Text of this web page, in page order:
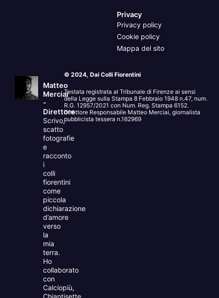
Privacy
Privacy policy
Cookie policy
Mappa del sito
Matteo
Merciai
-
Direttore
Scrivo,
scatto
fotografie
e
racconto
i
colli
fiorentini
come
piccola
dichiarazione
d’amore
verso
la
mia
terra.
Ho
collaborato
con
Calciopiù,
Chiantisette,
© 2024, Dai Colli Fiorentini
Testata registrata al Tribunale di Firenze ai sensi
della Legge sulla Stampa 8 Febbraio 1948 n.47, num.
R.G. 12957/2021 con Num. Reg. Stampa 6152.
Direttore Responsabile Matteo Merciai, giornalista
pubblicista tessera n.162969